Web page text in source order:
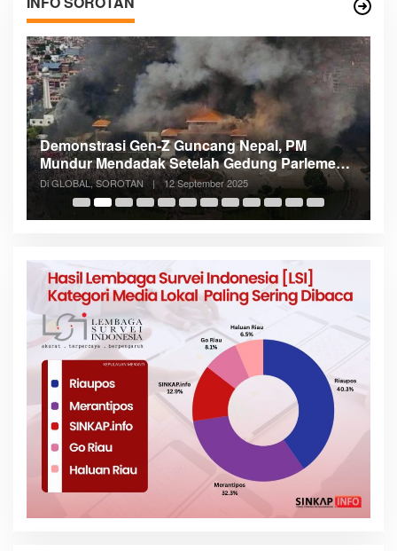
Menteri Nusron: Patok Batas Tanah Cegah
Konflik dan Dukung Penataan Ruang
Di NASIONAL, SOROTAN | 8 Agustus 2025